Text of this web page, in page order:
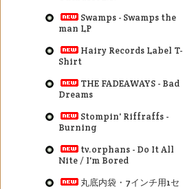
Swamps - Swamps the
man LP
Hairy Records Label T-
Shirt
THE FADEAWAYS - Bad
Dreams
Stompin' Riffraffs -
Burning
tv.orphans - Do It All
Nite / I'm Bored
丸底内袋・7インチ用1セ